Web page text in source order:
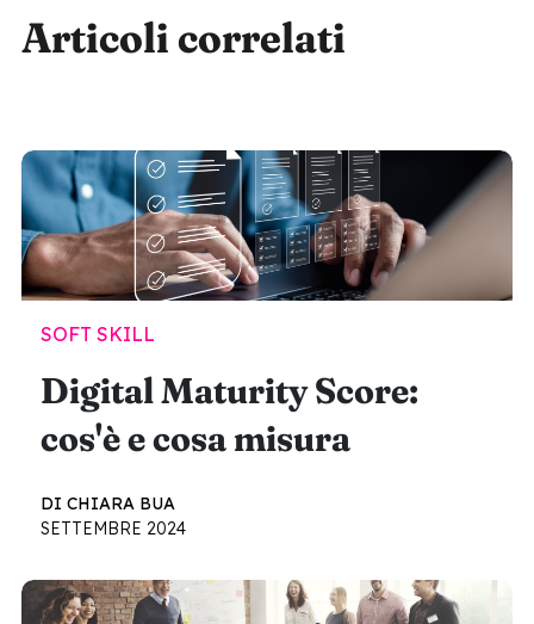
Articoli correlati
SOFT SKILL
Digital Maturity Score:
cos'è e cosa misura
DI CHIARA BUA
SETTEMBRE 2024